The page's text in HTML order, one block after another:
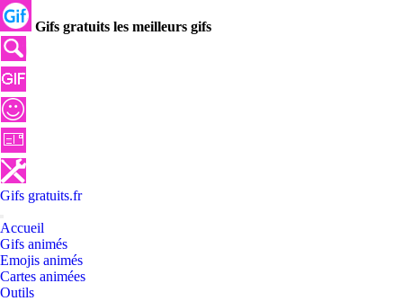
Gifs gratuits les meilleurs gifs
Gifs gratuits.fr
Accueil
Gifs animés
Emojis animés
Cartes animées
Outils